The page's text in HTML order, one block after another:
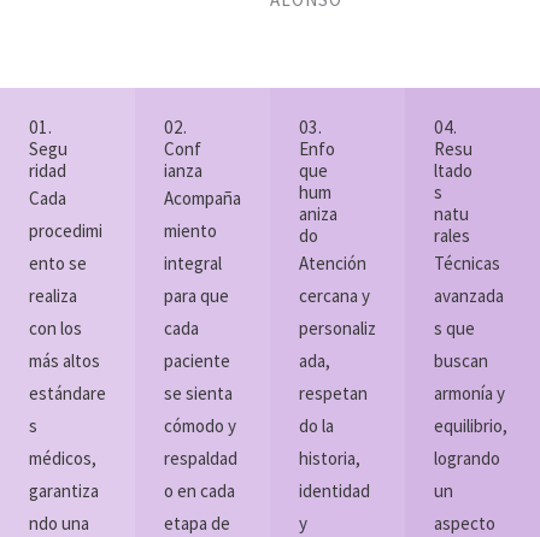
01.
Segu
ridad
Cada
procedimi
ento se
realiza
con los
más altos
estándare
s
médicos,
garantiza
ndo una
02.
Conf
ianza
Acompaña
miento
integral
para que
cada
paciente
se sienta
cómodo y
respaldad
o en cada
etapa de
03.
Enfo
que
hum
aniza
do
Atención
cercana y
personaliz
ada,
respetan
do la
historia,
identidad
y
04.
Resu
ltado
s
natu
rales
Técnicas
avanzada
s que
buscan
armonía y
equilibrio,
logrando
un
aspecto